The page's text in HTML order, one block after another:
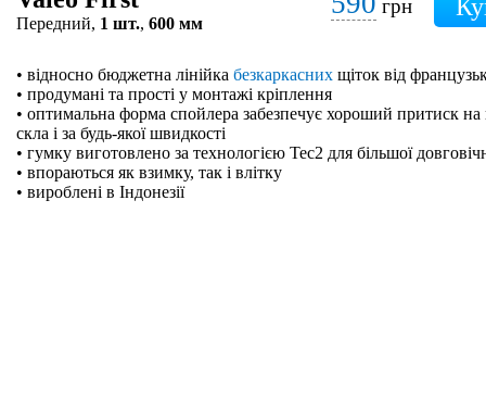
Передний, 1 шт., 600 мм
грн
• відносно бюджетна лінійка безкаркасних щіток від
• продумані та прості у монтажі кріплення
• оптимальна форма спойлера забезпечує хороший притиск на
скла і за будь-якої швидкості
• гумку виготовлено за технологією Tec2 для більшої
• впораються як взимку, так і влітку
• вироблені в Індонезії